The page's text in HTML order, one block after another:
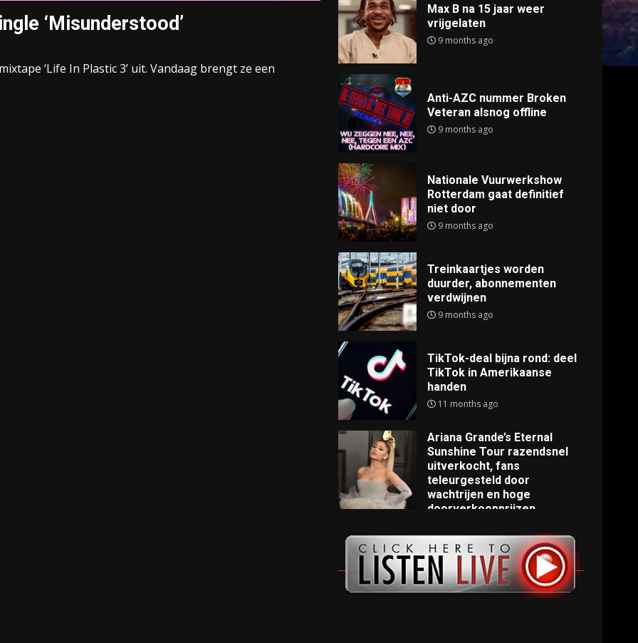
‘Misunderstood’
‘Life In Plastic 3’ uit. Vandaag brengt ze een
Max B na 15 jaar weer
vrijgelaten
9 months ago
Anti-AZC nummer Broken
Veteran alsnog offline
9 months ago
Nationale Vuurwerkshow
Rotterdam gaat definitief
niet door
9 months ago
Treinkaartjes worden
duurder, abonnementen
verdwijnen
9 months ago
TikTok-deal bijna rond: deel
TikTok in Amerikaanse
handen
11 months ago
Ariana Grande’s Eternal
Sunshine Tour razendsnel
uitverkocht, fans
teleurgesteld door
wachtrijen en hoge
doorverkoopprijzen